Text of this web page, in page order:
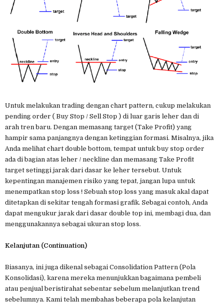
Untuk melakukan trading dengan chart pattern, cukup melakukan
pending order ( Buy Stop / Sell Stop ) di luar garis leher dan di
arah tren baru. Dengan memasang target (Take Profit) yang
hampir sama panjangnya dengan ketinggian formasi. Misalnya, jika
Anda melihat chart double bottom, tempat untuk buy stop order
ada di bagian atas leher / neckline dan memasang Take Profit
target setinggi jarak dari dasar ke leher tersebut. Untuk
kepentingan manajemen risiko yang tepat, jangan lupa untuk
menempatkan stop loss ! Sebuah stop loss yang masuk akal dapat
ditetapkan di sekitar tengah formasi grafik. Sebagai contoh, Anda
dapat mengukur jarak dari dasar double top ini, membagi dua, dan
menggunakannya sebagai ukuran stop loss.
Kelanjutan (Continuation)
Biasanya, ini juga dikenal sebagai Consolidation Pattern (Pola
Konsolidasi), karena mereka menunjukkan bagaimana pembeli
atau penjual beristirahat sebentar sebelum melanjutkan trend
sebelumnya. Kami telah membahas beberapa pola kelanjutan